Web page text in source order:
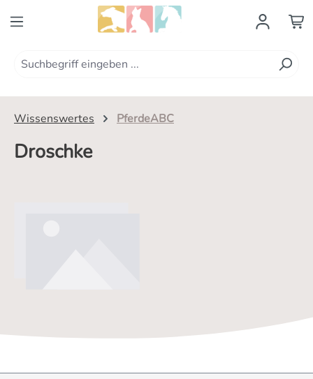
Zum Hauptinhalt springen
Wissenswertes PferdeABC
Droschke